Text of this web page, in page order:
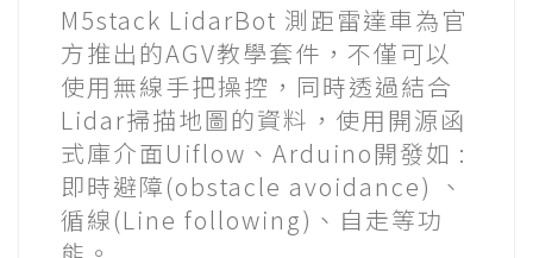
M5stack LidarBot 測距雷達車為官
方推出的AGV教學套件，不僅可以
使用無線手把操控，同時透過結合
Lidar掃描地圖的資料，使用開源函
式庫介面Uiflow、Arduino開發如 :
即時避障(obstacle avoidance) 、
循線(Line following)、自走等功